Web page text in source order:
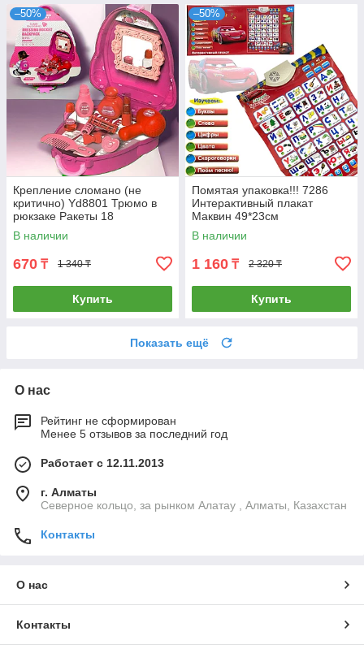
–50%
Крепление сломано (не
критично) Yd8801 Трюмо в
рюкзаке Ракеты 18
предметов Dressing Backpack
21*19см
В наличии
670 ₸ 1 340 ₸
Купить
–50%
Помятая упаковка!!! 7286
Интерактивный плакат
Маквин 49*23см
В наличии
1 160 ₸ 2 320 ₸
Купить
Показать ещё
О нас
Рейтинг не сформирован
Менее 5 отзывов за последний год
Работает с 12.11.2013
г. Алматы
Северное кольцо, за рынком Алатау , Алматы, Казахстан
Контакты
О нас
Контакты